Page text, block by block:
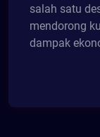
salah satu
mendorong
dampak